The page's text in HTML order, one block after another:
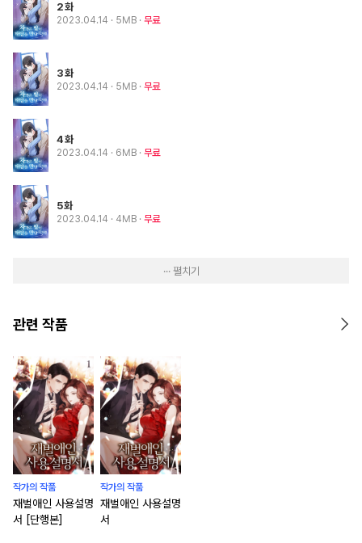
2화
2023.04.14 · 5MB 무료
3화
2023.04.14 · 5MB 무료
4화
2023.04.14 · 6MB 무료
5화
2023.04.14 · 4MB 무료
··· 펼치기
관련 작품
작가의 작품
재벌애인 사용설명
서 [단행본]
작가의 작품
재벌애인 사용설명
서